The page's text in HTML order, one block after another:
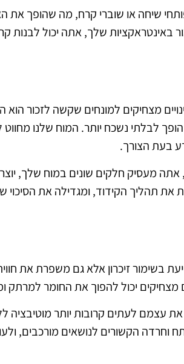
שיחה או שוברי קרח, מה שהופך את
באינטראקציות שלך, אתה יכול לבנות
מצחיקים למונחים שקשה לזכור הוא
הופך לבלתי נשכח יותר. המוח שלנו מחווט
בעת הצורך.
אתה מעסיק חלקים שונים במוח שלך, יוצר
את תהליך הקידוד, ומגדילה את הסיכוי
בשימור זיכרון אלא גם משפרת את
מצחיקים יכול להפוך את החומר למרתק
עצמם לעתים קרובות יותר מוטיבציה
וחרדה הקשורים לנושאים מורכבים,